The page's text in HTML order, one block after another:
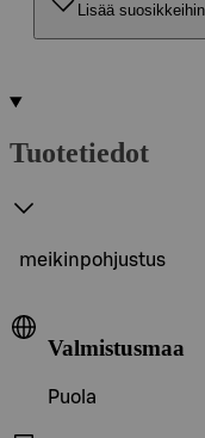
Lisää
Tuotetiedot
meikinpohjustus
Valmistusmaa
Puola